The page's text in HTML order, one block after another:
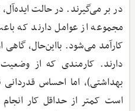
در بر می‌گیرند. در حالت
مجموعه از عوامل دارند که
کارآمد می‌شود. بااین‌حال، گاهی
دارند. کارمندی که از
بهداشتی)، اما احساس
است کمتر از حداقل کار